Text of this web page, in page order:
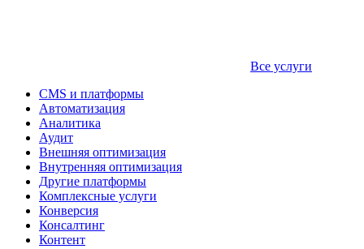
Все услуги
CMS и платформы
Автоматизация
Аналитика
Аудит
Внешняя оптимизация
Внутренняя оптимизация
Другие платформы
Комплексные услуги
Конверсия
Консалтинг
Контент